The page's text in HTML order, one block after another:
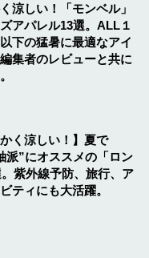
涼しい！「モンベル」
アパレル13選。ALL１
下の猛暑に最適なアイ
集者のレビューと共に
かく涼しい！】夏で
派”にオススメの「ロン
紫外線予防、旅行、ア
ティにも大活躍。